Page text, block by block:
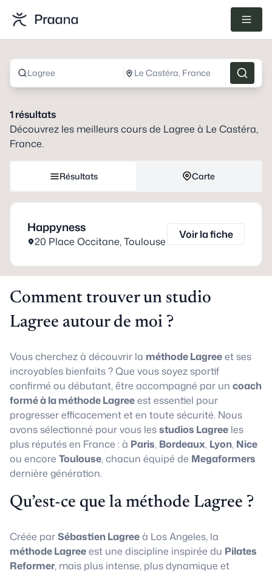
Lagree Le Castéra, France
1résultats
Découvrez les meilleurs cours de Lagree à Le Castéra,
France.
Résultats Carte
Happyness
20 Place Occitane,Toulouse
Voir la fiche
Comment trouver un studio
Lagree autour de moi ?
Vous cherchez à découvrir la méthode Lagreeet ses
incroyables bienfaits ? Que vous soyez sportif
confirmé ou débutant, être accompagné par un coach
formé à la méthode Lagreeest essentiel pour
progresser efficacement et en toute sécurité. Nous
avons sélectionné pour vous lesstudios Lagree les
plus réputés en France : à Paris, Bordeaux, Lyon, Nice
ou encore Toulouse, chacun équipé de Megaformers
dernière génération.
Qu’est-ce que la méthode Lagree ?
Créée parSébastien Lagreeà Los Angeles, la
méthode Lagreeest une discipline inspirée du Pilates
Reformer, mais plus intense, plus dynamique et